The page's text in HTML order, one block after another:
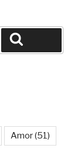
Amor(51)